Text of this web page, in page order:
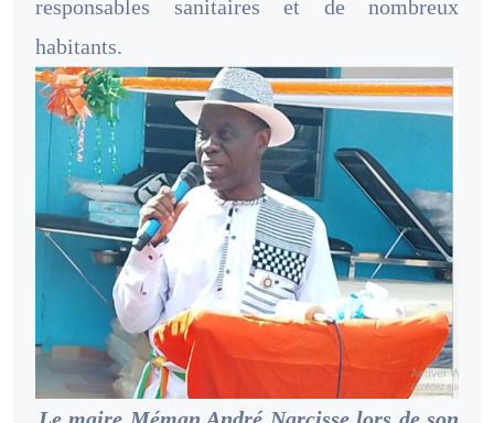
responsables sanitaires et de nombreux
habitants.